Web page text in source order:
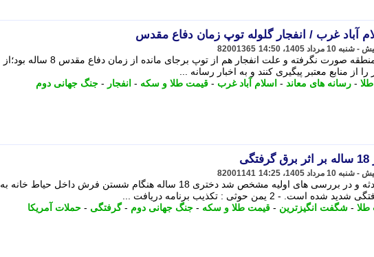
آباد غرب / انفجار گلوله توپ زمان دفاع مقدس
82001365
تا این لحظه حمله ای به این منطقه صورت نگرفته و علت انفجار هم از توپ برجای مانده از زمان دفاع مقدس 8 ساله بود؛از
از منابع معتبر پیگیری کنند و به اخبار رسانه ...
- رسانه های معاند - اسلام آباد غرب - قیمت طلا و سکه - انفجار - جنگ جهانی دوم
82001141
با حضور ماموران در محل حادثه و در بررسی های اولیه مشخص شد دختری 18 ساله هنگام شستن فرش داخل حیاط خانه به
- 2 یمن حوثی : تکذیب برنامه دریافت ...
طلا - شگفت انگیزترین - قیمت طلا و سکه - جنگ جهانی دوم -گرفتگی - حملات آمریکا